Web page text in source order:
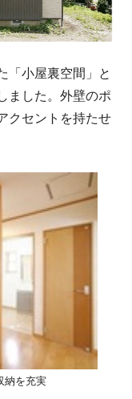
「小屋裏空間」と
ました。外壁のポ
クセントを持たせ
納を充実